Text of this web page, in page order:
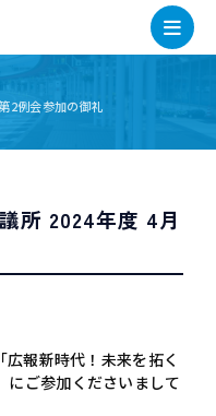
2例会参加の御礼
所 2024年度 4月
報新時代！未来を拓く
にご参加くださいまして